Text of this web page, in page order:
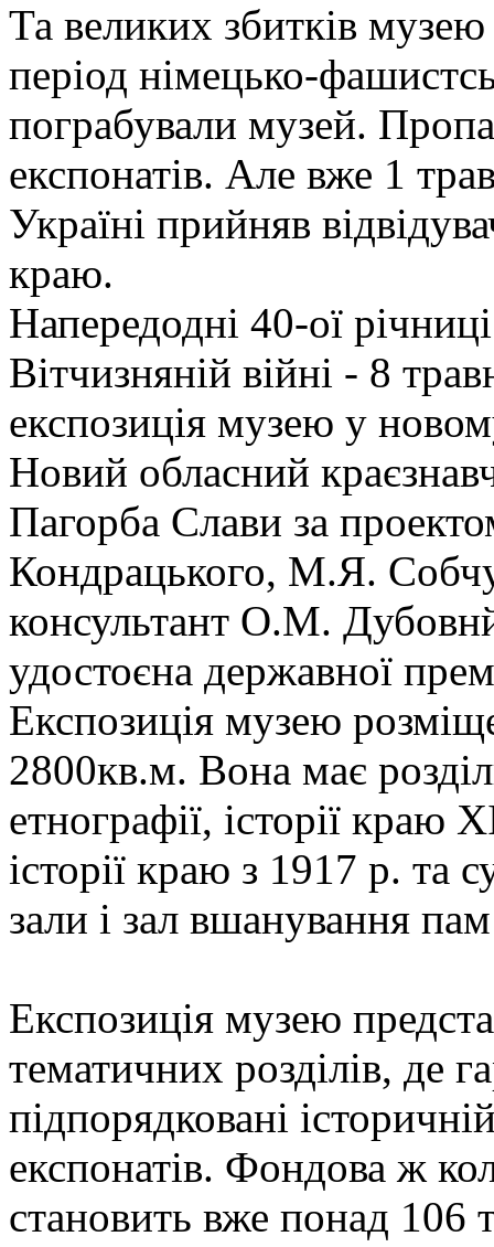
Та великих збитків
період німецько-
пограбували музей.
експонатів. Але вже 1
Україні прийняв
краю.
Напередодні 40-ої
Вітчизняній війні - 8
експозиція музею у
Новий обласний
Пагорба Слави за
Кондрацького, М.Я.
консультант О.М.
удостоєна державної
Експозиція музею
2800кв.м. Вона має
етнографії, історії краю
історії краю з 1917 р. та
зали і зал вшанування
Експозиція музею
тематичних розділів, де
підпорядковані
експонатів. Фондова ж
становить вже понад 106